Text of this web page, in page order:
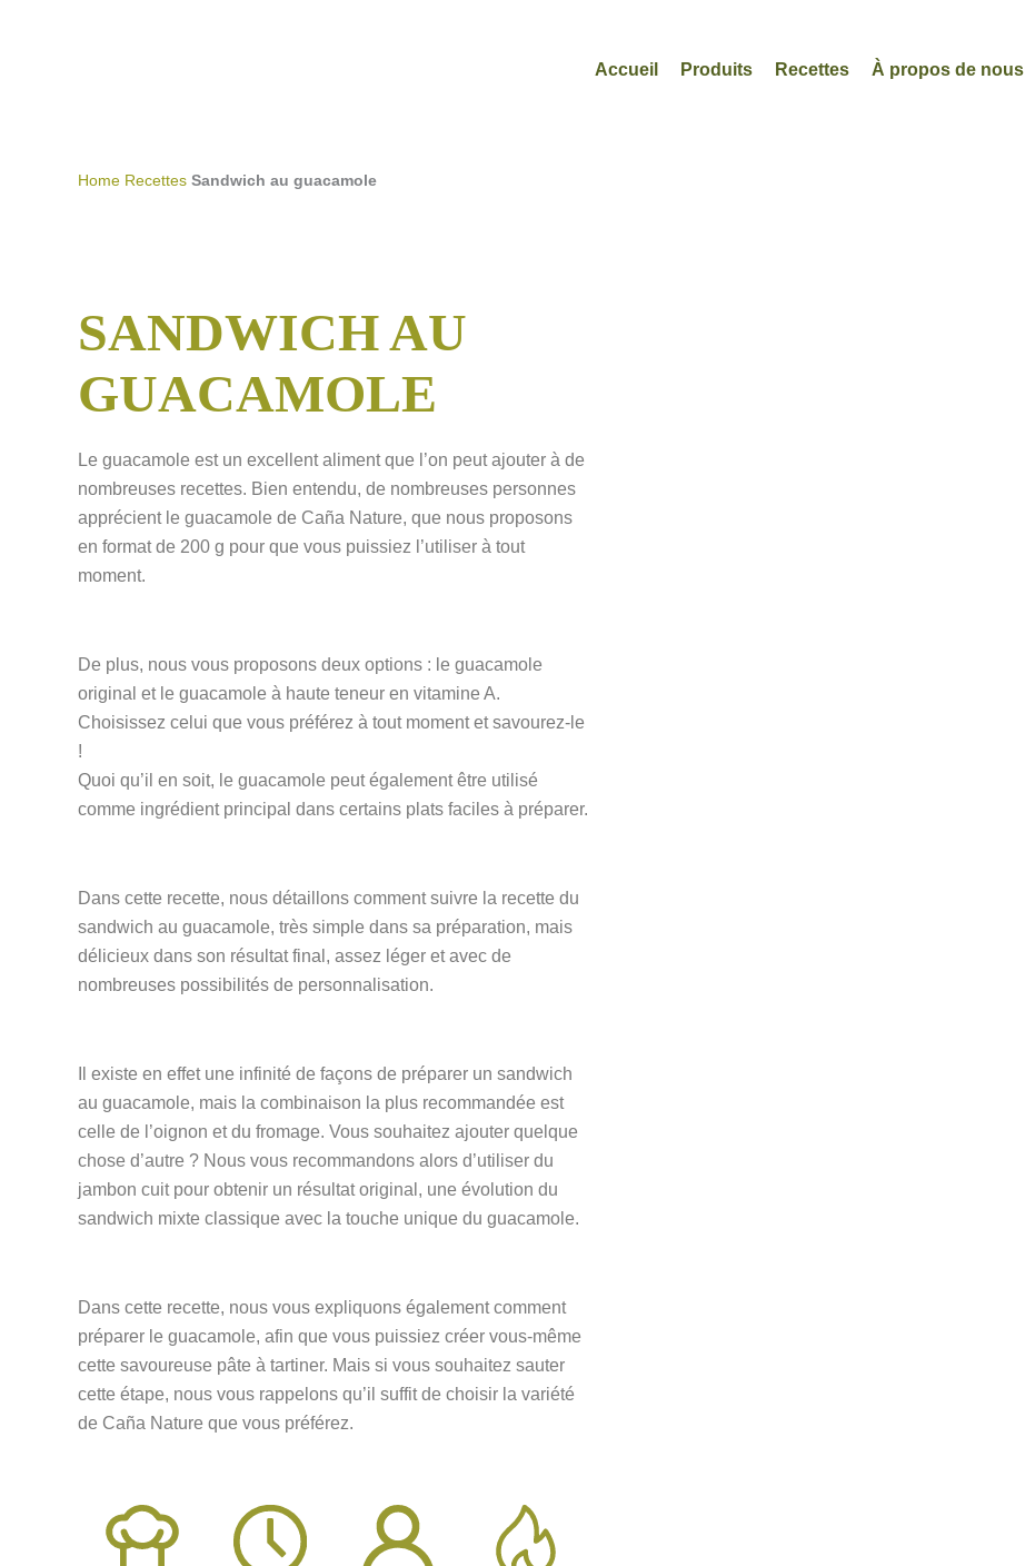
Accueil Produits Recettes À propos de nous
Home Recettes Sandwich au guacamole
SANDWICH AU
GUACAMOLE
Le guacamole est un excellent aliment que l’on peut ajouter à de
nombreuses recettes. Bien entendu, de nombreuses personnes
apprécient le guacamole de Caña Nature, que nous proposons
en format de 200 g pour que vous puissiez l’utiliser à tout
moment.
De plus, nous vous proposons deux options : le guacamole
original et le guacamole à haute teneur en vitamine A.
Choisissez celui que vous préférez à tout moment et savourez-le
!
Quoi qu’il en soit, le guacamole peut également être utilisé
comme ingrédient principal dans certains plats faciles à préparer.
Dans cette recette, nous détaillons comment suivre la recette du
sandwich au guacamole, très simple dans sa préparation, mais
délicieux dans son résultat final, assez léger et avec de
nombreuses possibilités de personnalisation.
Il existe en effet une infinité de façons de préparer un sandwich
au guacamole, mais la combinaison la plus recommandée est
celle de l’oignon et du fromage. Vous souhaitez ajouter quelque
chose d’autre ? Nous vous recommandons alors d’utiliser du
jambon cuit pour obtenir un résultat original, une évolution du
sandwich mixte classique avec la touche unique du guacamole.
Dans cette recette, nous vous expliquons également comment
préparer le guacamole, afin que vous puissiez créer vous-même
cette savoureuse pâte à tartiner. Mais si vous souhaitez sauter
cette étape, nous vous rappelons qu’il suffit de choisir la variété
de Caña Nature que vous préférez.